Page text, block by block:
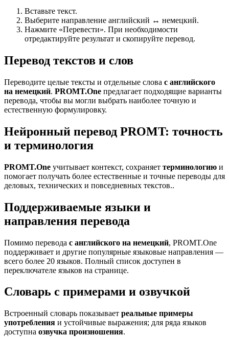
Вставьте текст.
Выберите направление английский ↔ немецкий.
Нажмите «Перевести». При необходимости
отредактируйте результат и скопируйте перевод.
Перевод текстов и слов
Переводите целые тексты и отдельные слова с английского
на немецкий. PROMT.One предлагает подходящие варианты
перевода, чтобы вы могли выбрать наиболее точную и
естественную формулировку.
Нейронный перевод PROMT: точность
и терминология
PROMT.One учитывает контекст, сохраняет терминологию и
помогает получать более естественные и точные переводы для
деловых, технических и повседневных текстов..
Поддерживаемые языки и
направления перевода
Помимо перевода с английского на немецкий, PROMT.One
поддерживает и другие популярные языковые направления —
всего более 20 языков. Полный список доступен в
переключателе языков на странице.
Словарь с примерами и озвучкой
Встроенный словарь показывает реальные примеры
употребления и устойчивые выражения; для ряда языков
доступна озвучка произношения.